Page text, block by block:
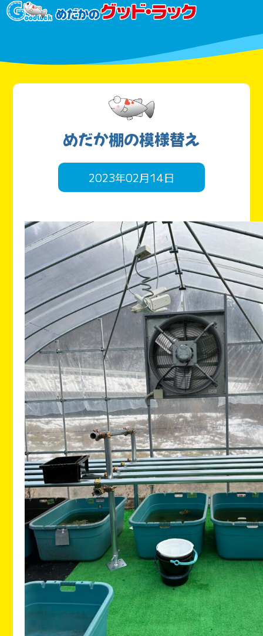
めだか棚の模様替え
2023年02月14日